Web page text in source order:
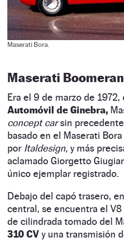
Maserati Bora.
Maserati
Era el 9 de marzo de 1972,
Automóvil de Ginebra,
concept carsin
basado en el Maserati
por Italdesign, y más
aclamado Giorgetto
único ejemplar registrado.
Debajo del capó trasero,
central, se encuentra el V8
de cilindrada tomado del
310 CV y ​​una transmisión